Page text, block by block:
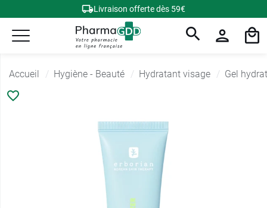
Livraison offerte dès 59€
Accueil Hygiène - Beauté Hydratant visage Gel